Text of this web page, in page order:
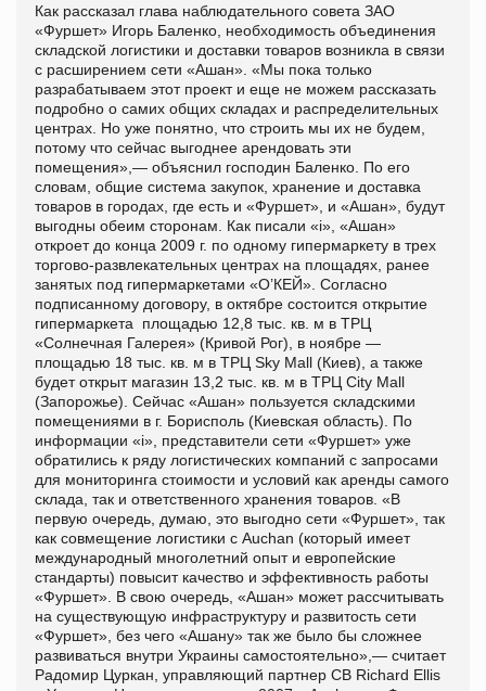
Как рассказал глава наблюдательного совета ЗАО
«Фуршет» Игорь Баленко, необходимость объединения
складской логистики и доставки товаров возникла в связи
с расширением сети «Ашан». «Мы пока только
разрабатываем этот проект и еще не можем рассказать
подробно о самих общих складах и распределительных
центрах. Но уже понятно, что строить мы их не будем,
потому что сейчас выгоднее арендовать эти
помещения»,— объяснил господин Баленко. По его
словам, общие система закупок, хранение и доставка
товаров в городах, где есть и «Фуршет», и «Ашан», будут
выгодны обеим сторонам. Как писали «i», «Ашан»
откроет до конца 2009 г. по одному гипермаркету в трех
торгово-развлекательных центрах на площадях, ранее
занятых под гипермаркетами «О’КЕЙ». Согласно
подписанному договору, в октябре состоится открытие
гипермаркета площадью 12,8 тыс. кв. м в ТРЦ
«Солнечная Галерея» (Кривой Рог), в ноябре —
площадью 18 тыс. кв. м в ТРЦ Sky Mall (Киев), а также
будет открыт магазин 13,2 тыс. кв. м в ТРЦ City Mall
(Запорожье). Сейчас «Ашан» пользуется складскими
помещениями в г. Борисполь (Киевская область). По
информации «i», представители сети «Фуршет» уже
обратились к ряду логистических компаний с запросами
для мониторинга стоимости и условий как аренды самого
склада, так и ответственного хранения товаров. «В
первую очередь, думаю, это выгодно сети «Фуршет», так
как совмещение логистики с Auchan (который имеет
международный многолетний опыт и европейские
стандарты) повысит качество и эффективность работы
«Фуршет». В свою очередь, «Ашан» может рассчитывать
на существующую инфраструктуру и развитость сети
«Фуршет», без чего «Ашану» так же было бы сложнее
развиваться внутри Украины самостоятельно»,— считает
Радомир Цуркан, управляющий партнер CB Richard Ellis